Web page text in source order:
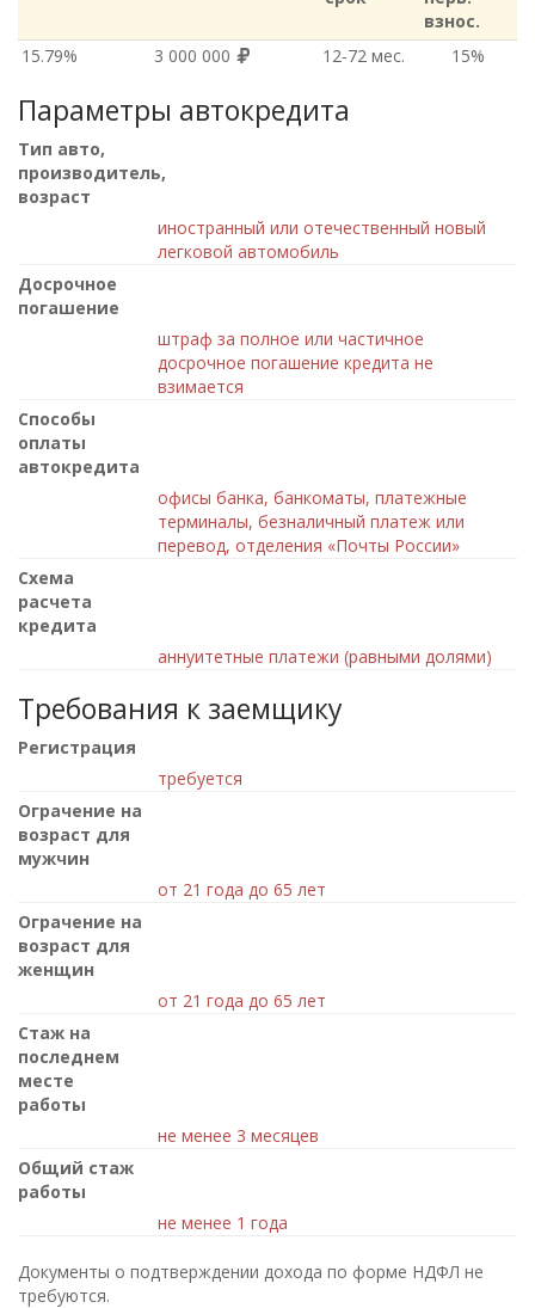
взнос.
15.79%
3 000 000 12‑72 мес. 15%
Параметры автокредита
Тип авто,
производитель,
возраст
иностранный или отечественный новый
легковой автомобиль
Досрочное
погашение
штраф за полное или частичное
досрочное погашение кредита не
взимается
Способы
оплаты
автокредита
офисы банка, банкоматы, платежные
терминалы, безналичный платеж или
перевод, отделения «Почты России»
Схема
расчета
кредита
аннуитетные платежи (равными долями)
Требования к заемщику
Регистрация
требуется
Ограчение на
возраст для
мужчин
от 21 года до 65 лет
Ограчение на
возраст для
женщин
от 21 года до 65 лет
Стаж на
последнем
месте
работы
не менее 3 месяцев
Общий стаж
работы
не менее 1 года
Документы о подтверждении дохода по форме НДФЛ не
требуются.